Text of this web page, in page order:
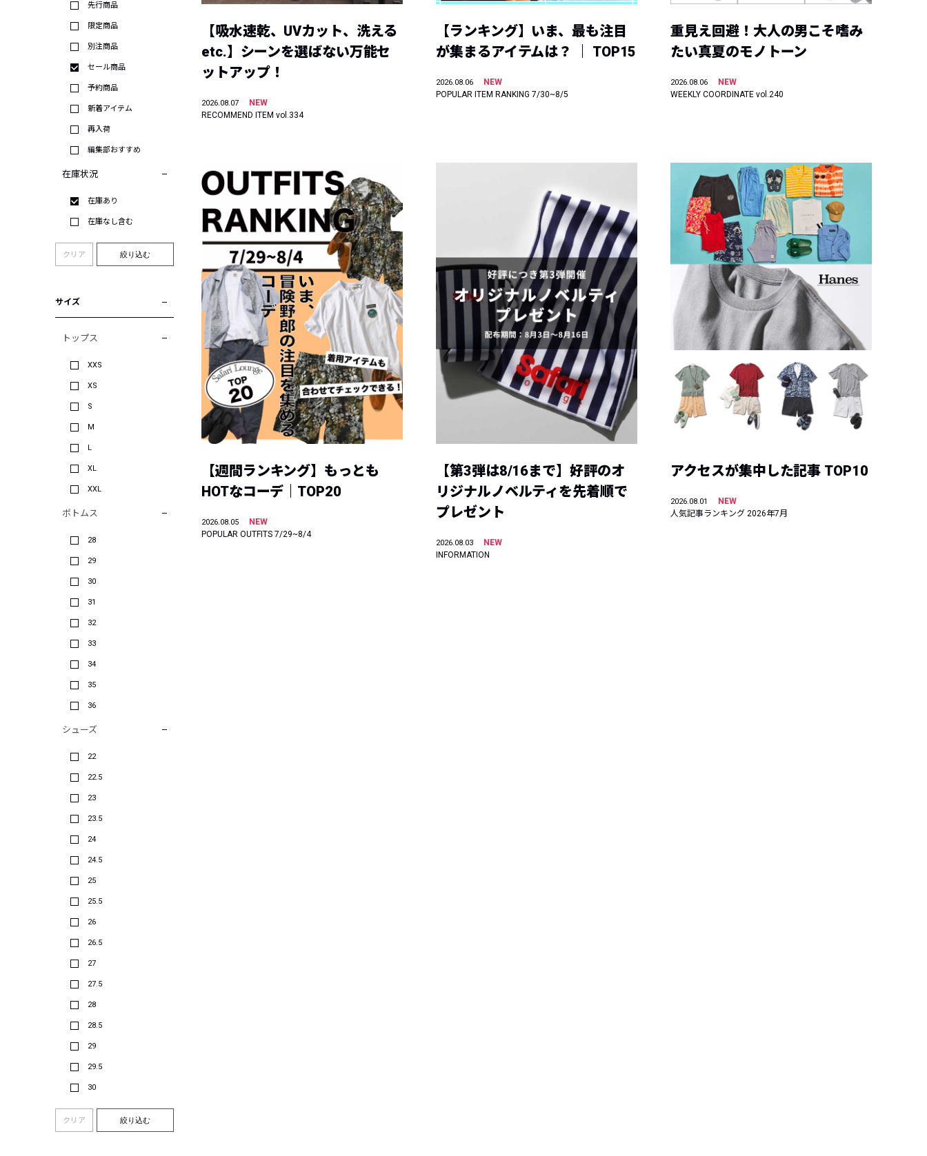
先行商品
限定商品
別注商品
セール商品
予約商品
新着アイテム
再入荷
編集部おすすめ
在庫状況
在庫あり
在庫なし含む
クリア 絞り込む
サイズ
トップス
XXS
XS
S
M
L
XL
XXL
ボトムス
28
29
30
31
32
33
34
35
36
シューズ
22
22.5
23
23.5
24
24.5
25
25.5
26
26.5
27
27.5
28
28.5
29
29.5
30
クリア 絞り込む
【吸水速乾、UVカット、洗える
etc.】シーンを選ばない万能セ
ットアップ！
2026.08.07
NEW
RECOMMEND ITEM vol.334
【ランキング】いま、最も注目
が集まるアイテムは？ ｜ TOP15
2026.08.06
NEW
POPULAR ITEM RANKING 7/30~8/5
重見え回避！大人の男こそ嗜み
たい真夏のモノトーン
2026.08.06
NEW
WEEKLY COORDINATE vol.240
【週間ランキング】もっとも
HOTなコーデ｜TOP20
2026.08.05
NEW
POPULAR OUTFITS 7/29~8/4
【第3弾は8/16まで】好評のオ
リジナルノベルティを先着順で
プレゼント
2026.08.03
NEW
INFORMATION
アクセスが集中した記事 TOP10
2026.08.01
NEW
人気記事ランキング 2026年7月